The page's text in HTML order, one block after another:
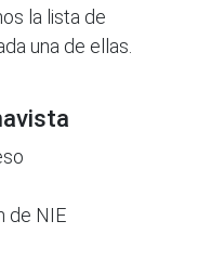
la lista de
una de ellas.
de NIE